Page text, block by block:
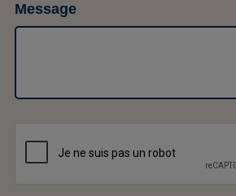
Message